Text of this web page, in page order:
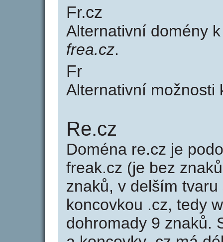
Fr.cz
Alternativní domény
frea.cz.
Fr
Alternativní možnosti
Re.cz
Doména re.cz je
freak.cz (je bez
znaků, v delším
koncovkou .cz, tedy
dohromady 9 znaků.